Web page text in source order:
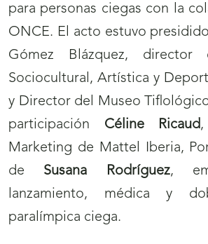
para personas ciegas con la
ONCE. El acto estuvo
Gómez Blázquez, director
Sociocultural, Artística y
y Director del Museo
participación Céline Ricaud
Marketing de Mattel Iberia,
de Susana Rodríguez,
lanzamiento, médica y
paralímpica ciega.